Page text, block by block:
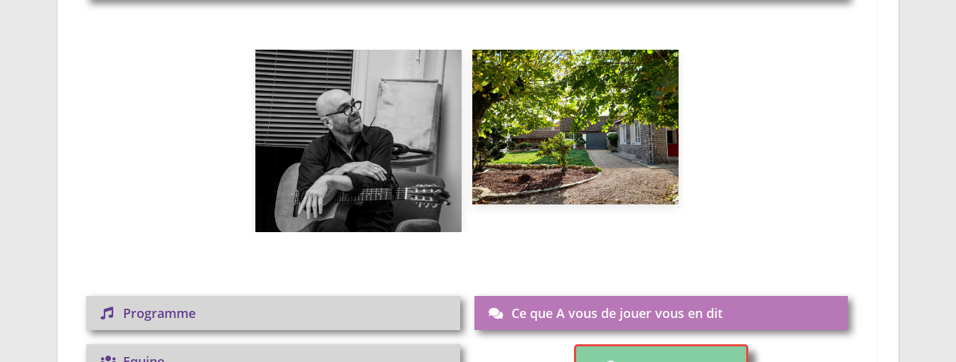
Programme Ce que A vous de jouer vous en dit